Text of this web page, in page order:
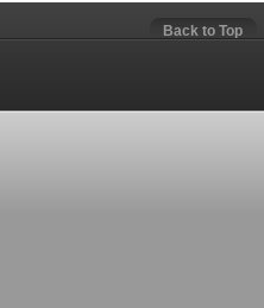
Back to Top